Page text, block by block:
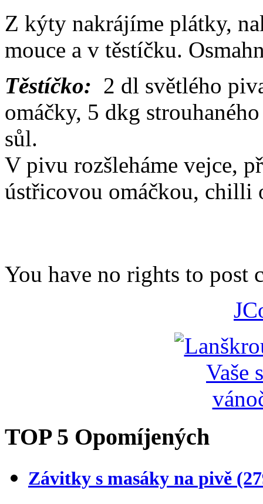
Z kýty nakrájíme plátky,
mouce a v těstíčku.
Těstíčko: 2 dl světlého
omáčky, 5 dkg
sůl.
V pivu rozšleháme vejce,
ústřicovou omáčkou, chilli
You have no rights to post
TOP 5 Opomíjených
Závitky s masáky na pivě